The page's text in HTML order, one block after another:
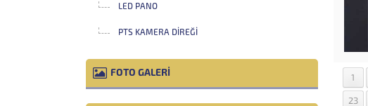
1
23
LED PANO
PTS KAMERA DIREĞI
FOTO GALERİ